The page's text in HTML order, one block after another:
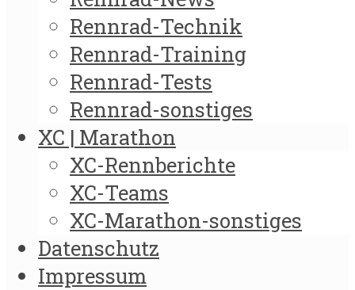
Rennrad-Technik
Rennrad-Training
Rennrad-Tests
Rennrad-sonstiges
XC | Marathon
XC-Rennberichte
XC-Teams
XC-Marathon-sonstiges
Datenschutz
Impressum